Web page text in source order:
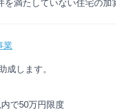
満たしていない住宅の加
業
成します。
で50万円限度